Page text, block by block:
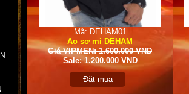
Mã: DEHAM01
Áo sơ mi DEHAM
Giá VIPMEN: 1.600.000 VND
Sale: 1.200.000 VND
Đặt mua